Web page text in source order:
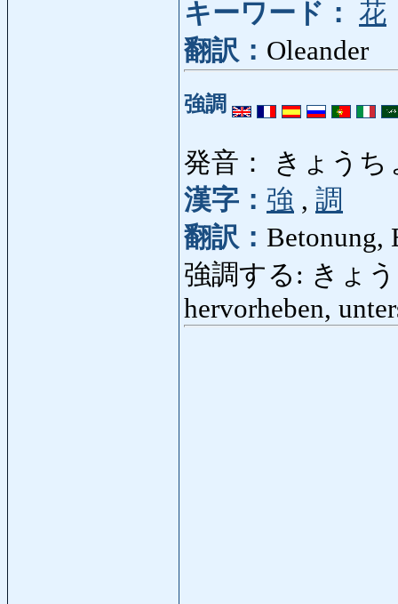
キーワード： 花
翻訳： Oleander
強調
発音： きょうち
漢字： 強 , 調
翻訳： Betonung,
強調する: きょう
hervorheben,